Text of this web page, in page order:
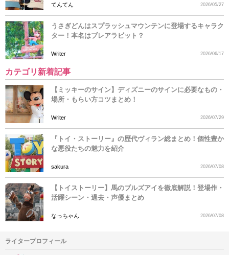
てんてん 2026/05/27
うさぎどんはスプラッシュマウンテンに登場するキャラク
ター！本名はブレアラビット？
Writer 2026/06/17
カテゴリ新着記事
【ミッキーのサイン】ディズニーのサインに必要なもの・
場所・もらい方コツまとめ！
Writer 2026/07/29
『トイ・ストーリー』の歴代ヴィラン総まとめ！個性豊か
な悪役たちの魅力を紹介
sakura 2026/07/08
【トイストーリー】馬のブルズアイを徹底解説！登場作・
活躍シーン・過去・声優まとめ
なっちゃん 2026/07/08
ライタープロフィール